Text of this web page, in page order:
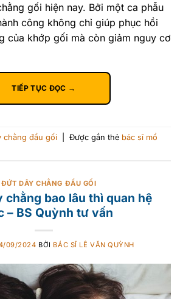
gối hiện nay. Bởi một ca phẫu
công không chỉ giúp phục hồi
của khớp gối mà còn giảm nguy cơ
TIẾP TỤC ĐỌC →
chằng đầu gối Được gắn thẻ bác sĩ mổ
ĐỨT DÂY CHẰNG ĐẦU GỐI
chằng bao lâu thì quan hệ
– BS Quỳnh tư vấn
09/2024 BỞI BÁC SĨ LÊ VĂN QUỲNH